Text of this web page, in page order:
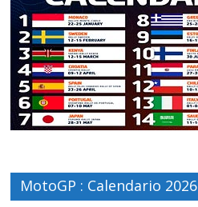
MotoGP : Calendario 2026